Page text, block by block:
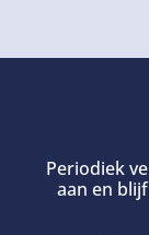
Periodiek
aan en